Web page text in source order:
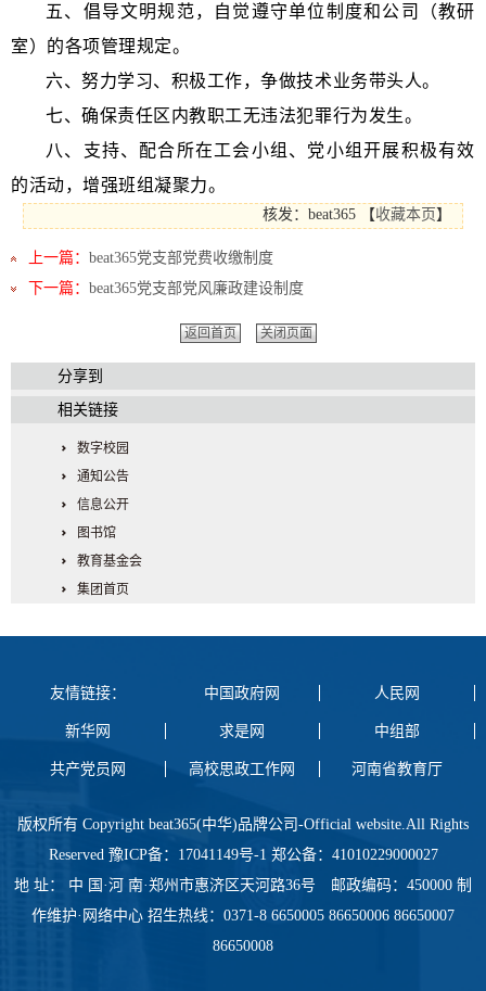
五、 倡导文明规范，自觉遵守单位制度和公司（教研
室）的各项管理规定。
六、努力学习、积极工作，争做技术业务带头人。
七、确保责任区内教职工无违法犯罪行为发生。
八、 支持、配合所在工会小组、党小组开展积极有效
的活动，增强班组凝聚力。
核发：beat365 【收藏本页】
上一篇： beat365党支部党费收缴制度
下一篇： beat365党支部党风廉政建设制度
返回首页 关闭页面
分享到
相关链接
数字校园
通知公告
信息公开
图书馆
教育基金会
集团首页
友情链接： 中国政府网 人民网
新华网 求是网 中组部
共产党员网 高校思政工作网 河南省教育厅
版权所有 Copyright beat365(中华)品牌公司-Official website.All Rights
Reserved 豫ICP备：17041149号-1 郑公备：41010229000027
地 址： 中 国·河 南·郑州市惠济区天河路36号 邮政编码：450000 制
作维护·网络中心 招生热线：0371-8 6650005 86650006 86650007
86650008